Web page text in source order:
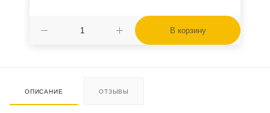
В корзину
ОПИСАНИЕ ОТЗЫВЫ